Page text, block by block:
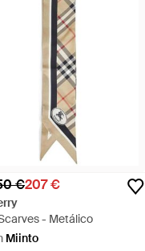
€207 €
- Metálico
Miinto